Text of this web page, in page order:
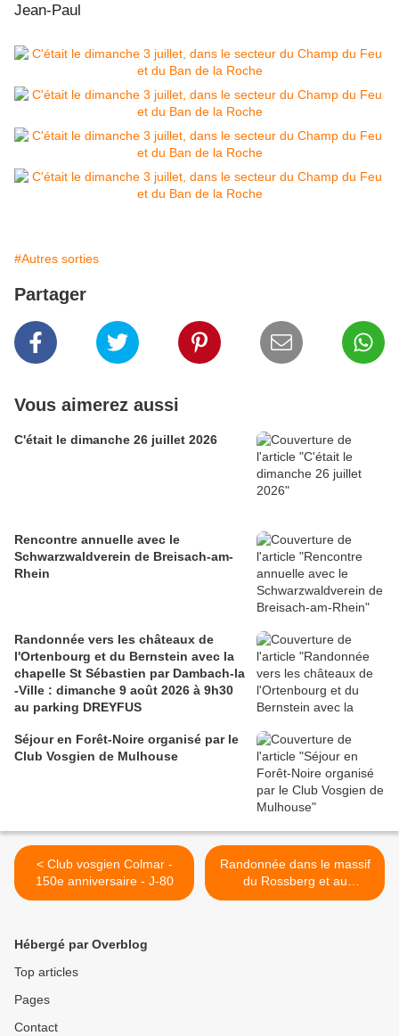
Jean-Paul
#Autres sorties
Partager
Vous aimerez aussi
C'était le dimanche 26 juillet 2026
Rencontre annuelle avec le
Schwarzwaldverein de Breisach-am-
Rhein
Randonnée vers les châteaux de
l'Ortenbourg et du Bernstein avec la
chapelle St Sébastien par Dambach-la
-Ville : dimanche 9 août 2026 à 9h30
au parking DREYFUS
Séjour en Forêt-Noire organisé par le
Club Vosgien de Mulhouse
< Club vosgien Colmar -
150e anniversaire - J-80
Randonnée dans le massif
du Rossberg et au
Vogelstein, mercredi 13
Hébergé par Overblog
Top articles
Pages
Contact